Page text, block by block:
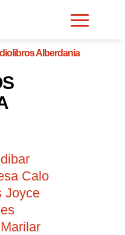
Alberdania
Calo
Joyce
Marilar